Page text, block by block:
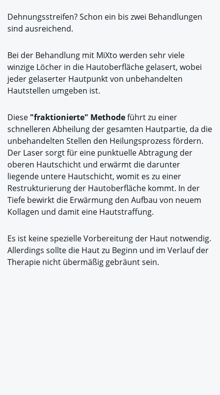
Dehnungsstreifen? Schon ein bis zwei Behandlungen
sind ausreichend.
Bei der Behandlung mit MiXto werden sehr viele
winzige Löcher in die Hautoberfläche gelasert, wobei
jeder gelaserter Hautpunkt von unbehandelten
Hautstellen umgeben ist.
Diese "fraktionierte" Methodeführt zu einer
schnelleren Abheilung der gesamten Hautpartie, da die
unbehandelten Stellen den Heilungsprozess fördern.
Der Laser sorgt für eine punktuelle Abtragung der
oberen Hautschicht und erwärmt die darunter
liegende untere Hautschicht, womit es zu einer
Restrukturierung der Hautoberfläche kommt. In der
Tiefe bewirkt die Erwärmung den Aufbau von neuem
Kollagen und damit eine Hautstraffung.
Es ist keine spezielle Vorbereitung der Haut notwendig.
Allerdings sollte die Haut zu Beginn und im Verlauf der
Therapie nicht übermäßig gebräunt sein.